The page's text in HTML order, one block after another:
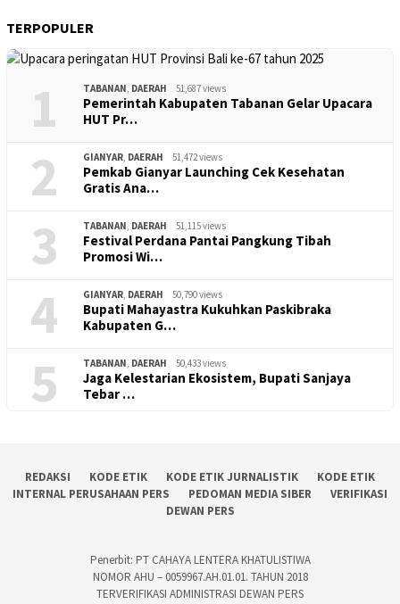
TERPOPULER
1 TABANAN, DAERAH 51,687 views
Pemerintah Kabupaten Tabanan Gelar Upacara
HUT Pr…
2 GIANYAR, DAERAH 51,472 views
Pemkab Gianyar Launching Cek Kesehatan
Gratis Ana…
3 TABANAN, DAERAH 51,115 views
Festival Perdana Pantai Pangkung Tibah
Promosi Wi…
4 GIANYAR, DAERAH 50,790 views
Bupati Mahayastra Kukuhkan Paskibraka
Kabupaten G…
5 TABANAN, DAERAH 50,433 views
Jaga Kelestarian Ekosistem, Bupati Sanjaya
Tebar …
REDAKSI KODE ETIK KODE ETIK JURNALISTIK
KODE ETIK
INTERNAL PERUSAHAAN PERS
PEDOMAN MEDIA SIBER
VERIFIKASI
DEWAN PERS
Penerbit: PT CAHAYA LENTERA KHATULISTIWA
NOMOR AHU – 0059967.AH.01.01. TAHUN 2018
TERVERIFIKASI ADMINISTRASI DEWAN PERS